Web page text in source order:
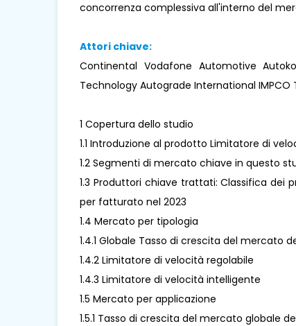
concorrenza complessiva all'interno del
Attori chiave:
Continental Vodafone Automotive
Technology Autograde International IMPCO
1 Copertura dello studio
1.1 Introduzione al prodotto Limitatore di
1.2 Segmenti di mercato chiave in questo
1.3 Produttori chiave trattati: Classifica dei
per fatturato nel 2023
1.4 Mercato per tipologia
1.4.1 Globale Tasso di crescita del mercato
1.4.2 Limitatore di velocità regolabile
1.4.3 Limitatore di velocità intelligente
1.5 Mercato per applicazione
1.5.1 Tasso di crescita del mercato globale